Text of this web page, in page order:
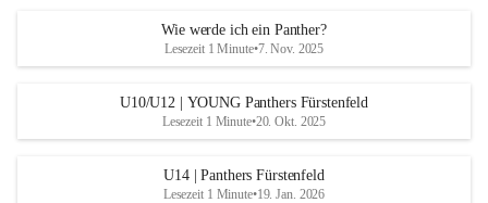
Wie werde ich ein Panther?
Lesezeit 1 Minute•7. Nov. 2025
U10/U12 | YOUNG Panthers Fürstenfeld
Lesezeit 1 Minute•20. Okt. 2025
U14 | Panthers Fürstenfeld
Lesezeit 1 Minute•19. Jan. 2026